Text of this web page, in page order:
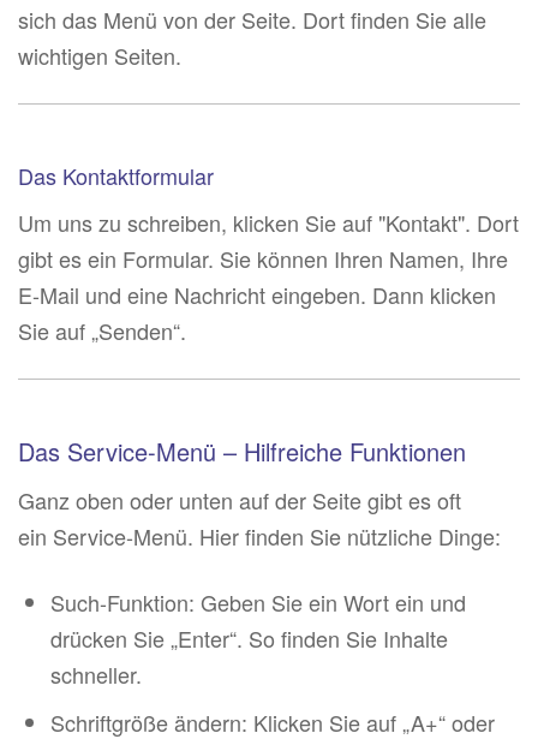
sich das Menü von der Seite. Dort finden Sie alle
wichtigen Seiten.
Das Kontaktformular
Um uns zu schreiben, klicken Sie auf "Kontakt". Dort
gibt es ein Formular. Sie können Ihren Namen, Ihre
E-Mail und eine Nachricht eingeben. Dann klicken
Sie auf „Senden“.
Das Service-Menü – Hilfreiche Funktionen
Ganz oben oder unten auf der Seite gibt es oft
ein Service-Menü. Hier finden Sie nützliche Dinge:
Such-Funktion: Geben Sie ein Wort ein und
drücken Sie „Enter“. So finden Sie Inhalte
schneller.
Schriftgröße ändern: Klicken Sie auf „A+“ oder